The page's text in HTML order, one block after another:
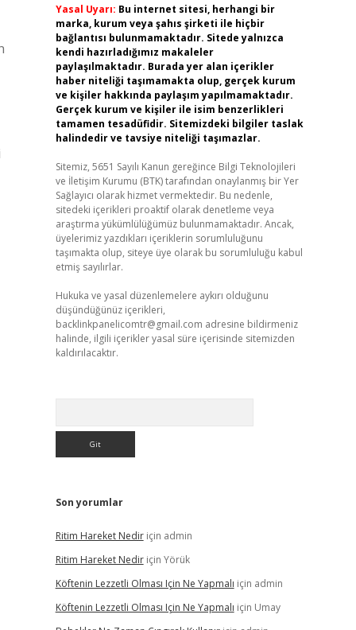
Yasal Uyarı: Bu internet sitesi, herhangi bir
marka, kurum veya şahıs şirketi ile hiçbir
bağlantısı bulunmamaktadır. Sitede yalnızca
kendi hazırladığımız makaleler
paylaşılmaktadır. Burada yer alan içerikler
haber niteliği taşımamakta olup, gerçek kurum
ve kişiler hakkında paylaşım yapılmamaktadır.
Gerçek kurum ve kişiler ile isim benzerlikleri
tamamen tesadüfidir. Sitemizdeki bilgiler taslak
halindedir ve tavsiye niteliği taşımazlar.
Sitemiz, 5651 Sayılı Kanun gereğince Bilgi Teknolojileri
ve İletişim Kurumu (BTK) tarafından onaylanmış bir Yer
Sağlayıcı olarak hizmet vermektedir. Bu nedenle,
sitedeki içerikleri proaktif olarak denetleme veya
araştırma yükümlülüğümüz bulunmamaktadır. Ancak,
üyelerimiz yazdıkları içeriklerin sorumluluğunu
taşımakta olup, siteye üye olarak bu sorumluluğu kabul
etmiş sayılırlar.
Hukuka ve yasal düzenlemelere aykırı olduğunu
düşündüğünüz içerikleri,
backlinkpanelicomtr@gmail.com adresine bildirmeniz
halinde, ilgili içerikler yasal süre içerisinde sitemizden
kaldırılacaktır.
Son yorumlar
Ritim Hareket Nediriçin admin
Ritim Hareket Nediriçin Yörük
Köftenin Lezzetli Olması Için Ne Yapmalı için admin
Köftenin Lezzetli Olması Için Ne Yapmalı için Umay